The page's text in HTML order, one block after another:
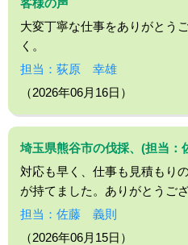
大変丁寧な仕事をありがとう
く。
担当：荻原 幸雄
（2026年06月16日）
埼玉県熊谷市の伐採、(担当：
対応も早く、仕事も見積もり
が持てました。ありがとうご
担当：佐藤 義則
（2026年06月15日）